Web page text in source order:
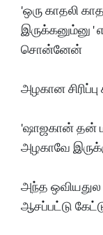
'ஒரு காதலி
இருக்கனும்னு
சொன்னேன்
அழகான சிரிப்பு
'ஷாஜகான் தன்
அழகாவே
அந்த
ஆசப்பட்டு